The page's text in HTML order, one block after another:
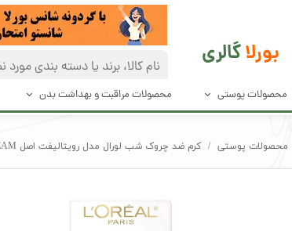
بورلاگالری
محصولات پوستی
پاک کننده های صورت
محصولات مراقبت و بهداشت بدن
محصولات مراقبت بدن
محصولات پوستی کرم ضد چروک شب لورال مدل رویتالیفت اصل LOREAL REVITALIFT NIGHT CREAM